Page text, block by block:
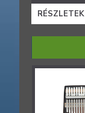
RÉSZLETEK